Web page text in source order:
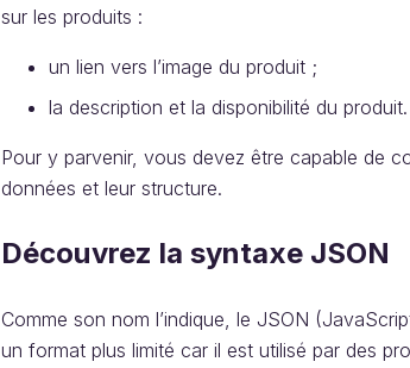
sur les produits :
un lien vers l’image du produit ;
la description et la disponibilité du produit.
Pour y parvenir, vous devez être capable de
données et leur structure.
Découvrez la syntaxe JSON
Comme son nom l’indique, le JSON
un format plus limité car il est utilisé par des